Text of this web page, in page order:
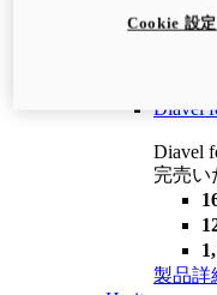
Diavel
Diavel
完売い
製品詳
Cookie 設定